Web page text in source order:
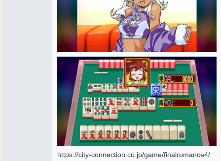
https://city-connection.co.jp/game/finalromance4/